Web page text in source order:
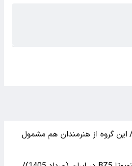
این گروه از هنرمندان هم مشمول